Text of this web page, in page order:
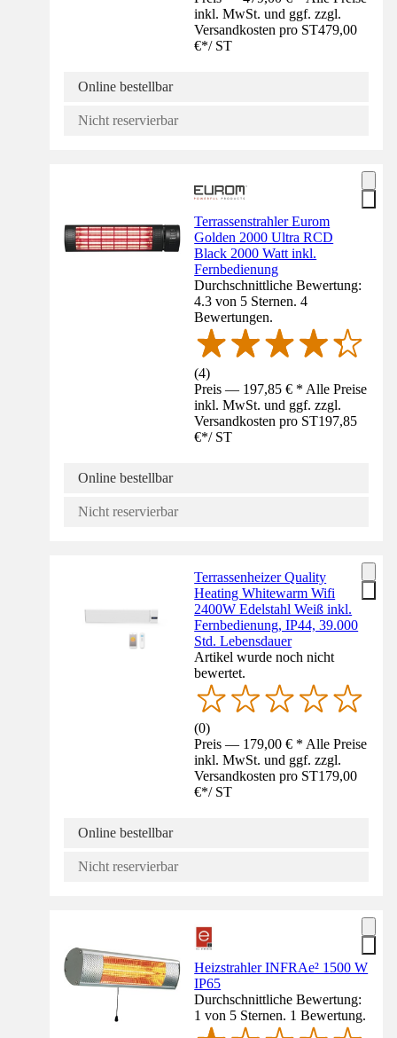
inkl. MwSt. und ggf. zzgl.
Versandkosten pro ST479,00
€*/ ST
Online bestellbar
Nicht reservierbar
Terrassenstrahler Eurom
Golden 2000 Ultra RCD
Black 2000 Watt inkl.
Fernbedienung
Durchschnittliche Bewertung:
4.3 von 5 Sternen. 4
Bewertungen.
(4)
Preis — 197,85 € * Alle Preise
inkl. MwSt. und ggf. zzgl.
Versandkosten pro ST197,85
€*/ ST
Online bestellbar
Nicht reservierbar
Terrassenheizer Quality
Heating Whitewarm Wifi
2400W Edelstahl Weiß inkl.
Fernbedienung, IP44, 39.000
Std. Lebensdauer
Artikel wurde noch nicht
bewertet.
(0)
Preis — 179,00 € * Alle Preise
inkl. MwSt. und ggf. zzgl.
Versandkosten pro ST179,00
€*/ ST
Online bestellbar
Nicht reservierbar
Heizstrahler INFRAe² 1500 W
IP65
Durchschnittliche Bewertung:
1 von 5 Sternen. 1 Bewertung.